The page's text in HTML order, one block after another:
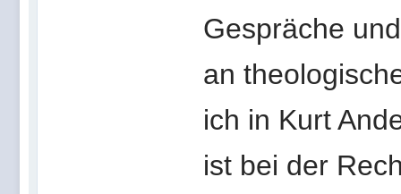
Gespräche
an
ich in Kurt
ist bei der